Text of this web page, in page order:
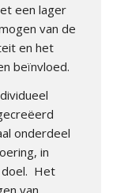
een lager
van de
en het
beïnvloed.
onderdeel
in
doel. Het